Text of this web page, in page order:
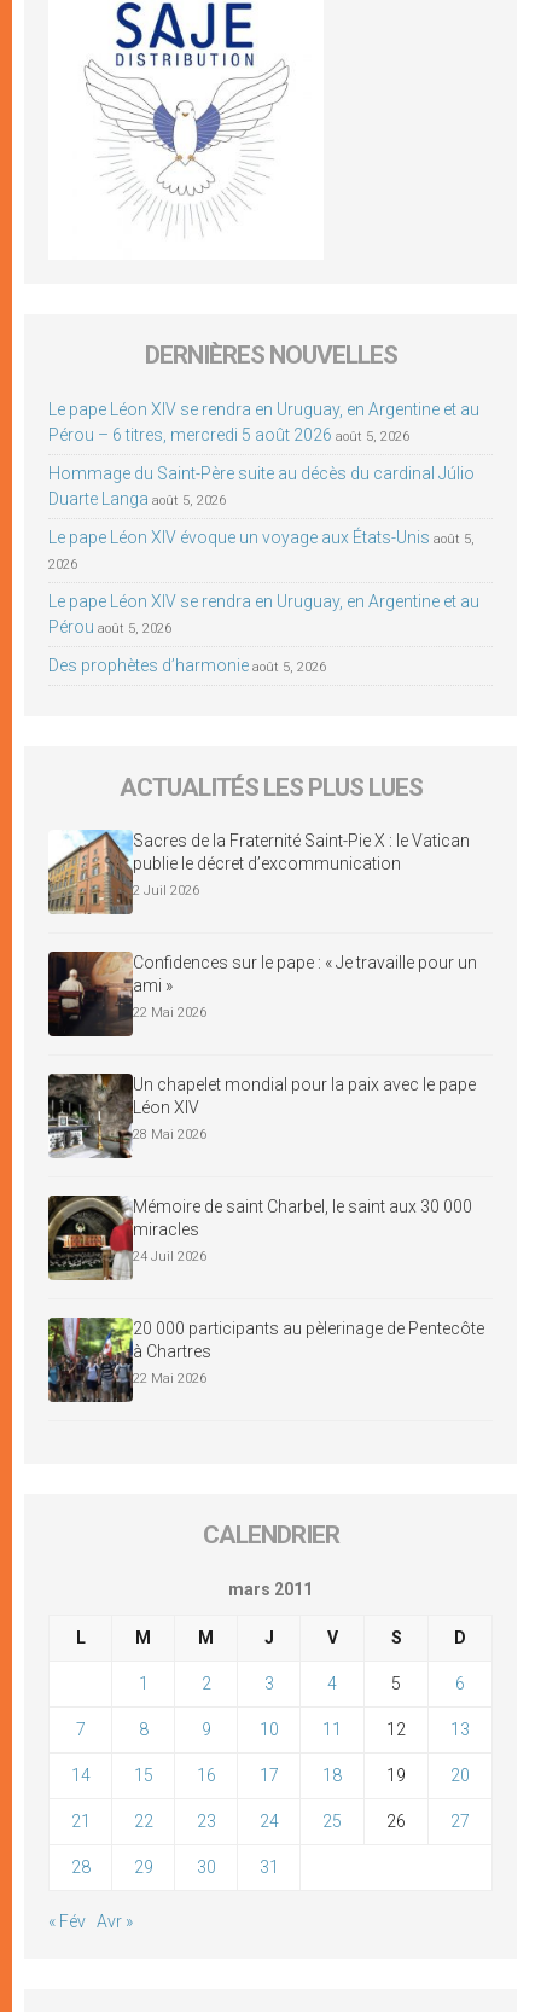
DERNIÈRES NOUVELLES
Le pape Léon XIV se rendra en Uruguay, en Argentine et au
Pérou – 6 titres, mercredi 5 août 2026 août 5, 2026
Hommage du Saint-Père suite au décès du cardinal Júlio
Duarte Langa août 5, 2026
Le pape Léon XIV évoque un voyage aux États-Unis août 5,
2026
Le pape Léon XIV se rendra en Uruguay, en Argentine et au
Pérou août 5, 2026
Des prophètes d’harmonie août 5, 2026
ACTUALITÉS LES PLUS LUES
Sacres de la Fraternité Saint-Pie X : le Vatican
publie le décret d’excommunication
2 Juil 2026
Confidences sur le pape : « Je travaille pour un
ami »
22 Mai 2026
Un chapelet mondial pour la paix avec le pape
Léon XIV
28 Mai 2026
Mémoire de saint Charbel, le saint aux 30 000
miracles
24 Juil 2026
20 000 participants au pèlerinage de Pentecôte
à Chartres
22 Mai 2026
CALENDRIER
mars 2011
L M M J V S D
1 2 3 4 5 6
7 8 9 10 11 12 13
14 15 16 17 18 19 20
21 22 23 24 25 26 27
28 29 30 31
« Fév Avr »